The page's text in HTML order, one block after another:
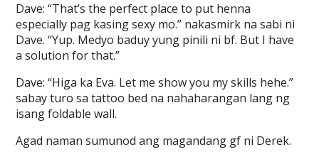
Dave: “That’s the perfect place to put henna
especially pag kasing sexy mo.” nakasmirk na sabi ni
Dave. “Yup. Medyo baduy yung pinili ni bf. But I have
a solution for that.”
Dave: “Higa ka Eva. Let me show you my skills hehe.”
sabay turo sa tattoo bed na nahaharangan lang ng
isang foldable wall.
Agad naman sumunod ang magandang gf ni Derek.